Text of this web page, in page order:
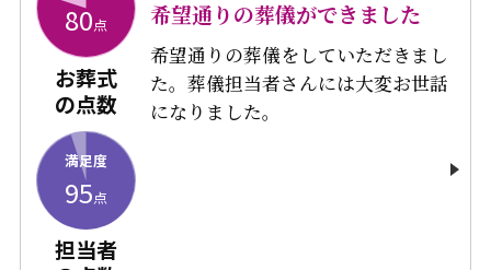
80点
お葬式
の点数
満足度
95点
担当者
希望通りの葬儀ができました
希望通りの葬儀をしていただきまし
た。葬儀担当者さんには大変お世話
になりました。